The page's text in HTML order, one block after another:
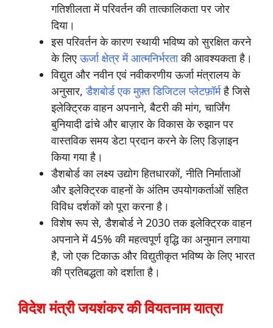
गतिशीलता में परिवर्तन की तात्कालिकता पर जोर
दिया।
इस परिवर्तन के कारण स्थायी भविष्य को सुरक्षित करने
के लिएऊर्जा क्षेत्र में आत्मनिर्भरताकी आवश्यकता है।
विद्युत और नवीन एवं नवीकरणीय ऊर्जा मंत्रालय के
अनुसार,डैशबोर्ड एक मुफ़्त डिजिटल प्लेटफ़ॉर्महै जिसे
इलेक्ट्रिक वाहन अपनाने, बैटरी की मांग, चार्जिंग
बुनियादी ढांचे और बाज़ार के विकास के रुझान पर
वास्तविक समय डेटा प्रदान करने के लिए डिज़ाइन
किया गया है।
डैशबोर्ड का लक्ष्य उद्योग हितधारकों, नीति निर्माताओं
और इलेक्ट्रिक वाहनों के अंतिम उपयोगकर्ताओं सहित
विविध दर्शकों को पूरा करना है।
विशेष रूप से, डैशबोर्ड ने 2030 तक इलेक्ट्रिक वाहन
अपनाने में 45% की महत्वपूर्ण वृद्धि का अनुमान लगाया
है, जो एक टिकाऊ और विद्युतीकृत भविष्य के लिए भारत
की प्रतिबद्धता को दर्शाता है।
विदेश मंत्री जयशंकर की वियतनाम यात्रा